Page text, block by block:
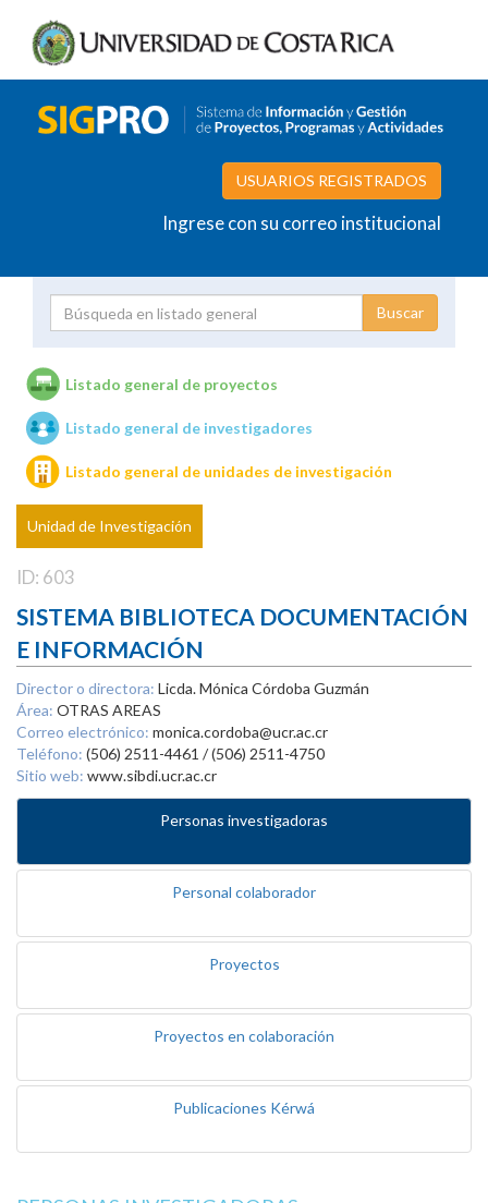
USUARIOS REGISTRADOS
Ingrese con su correo institucional
Unidades de investigación
Listado general de proyectos
Listado general de investigadores
Listado general de unidades de investigación
Unidad de Investigación
ID: 603
SISTEMA BIBLIOTECA DOCUMENTACIÓN
E INFORMACIÓN
Director o directora: Licda. Mónica Córdoba Guzmán
Área: OTRAS AREAS
Correo electrónico: monica.cordoba@ucr.ac.cr
Teléfono: (506) 2511-4461 / (506) 2511-4750
Sitio web: www.sibdi.ucr.ac.cr
Personas investigadoras
Personal colaborador
Proyectos
Proyectos en colaboración
Publicaciones Kérwá